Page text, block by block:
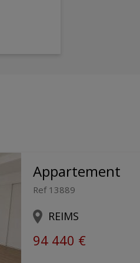
Appartement
Ref 13889
REIMS
94 440 €